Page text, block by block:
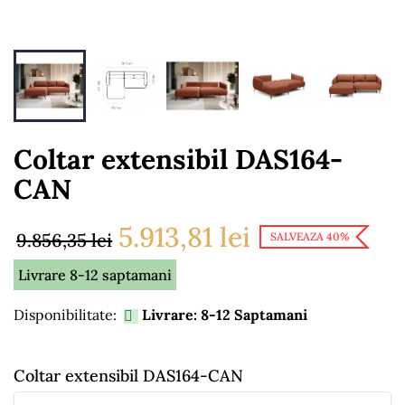
Coltar extensibil DAS164-
CAN
9.856,35 lei 5.913,81 lei SALVEAZA 40%
Livrare 8-12 saptamani
Disponibilitate:  Livrare: 8-12 Saptamani
Coltar extensibil DAS164-CAN